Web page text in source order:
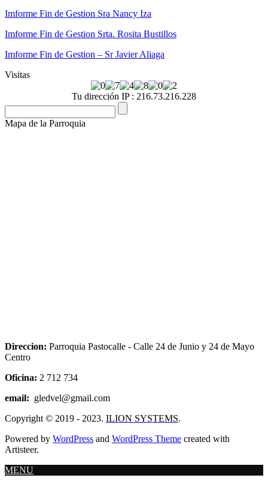
Imforme Fin de Gestion Sra Nancy Iza
Imforme Fin de Gestion Srta. Rosita Bustillos
Imforme Fin de Gestion – Sr Javier Aliaga
Visitas
Tu dirección IP : 216.73.216.228
Mapa de la Parroquia
Direccion: Parroquia Pastocalle - Calle 24 de Junio y 24 de Mayo
Centro
Oficina: 2 712 734
email: gledvel@gmail.com
Copyright © 2019 - 2023. ILION SYSTEMS.
Powered by WordPress and WordPress Theme created with
Artisteer.
MENU